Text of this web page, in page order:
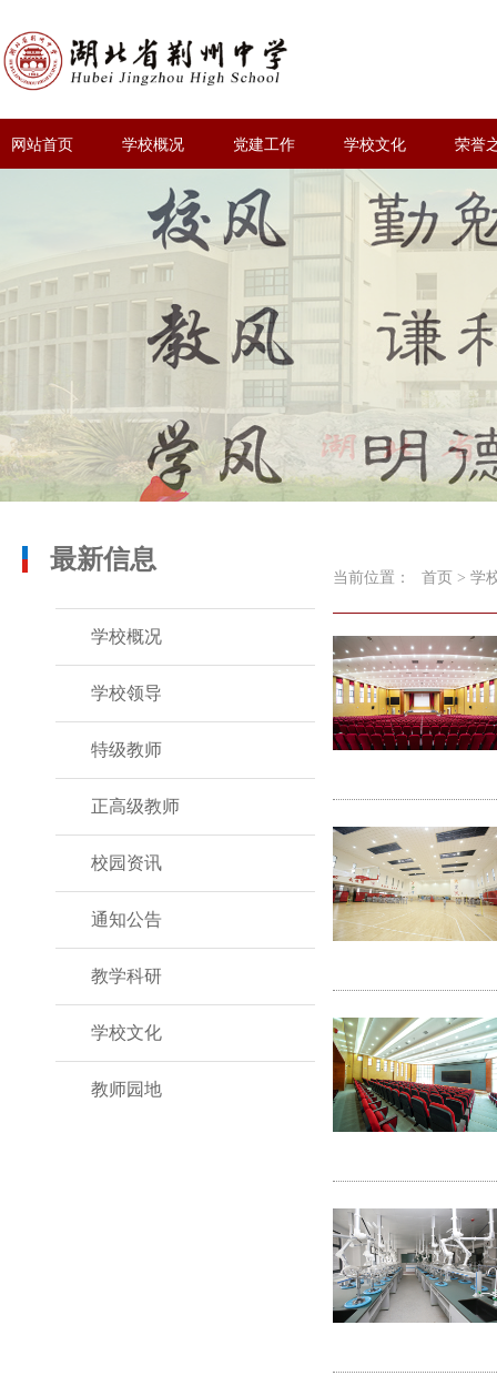
网站首页 学校概况 党建工作 学校文化 荣誉
最新信息
学校概况
学校领导
特级教师
正高级教师
校园资讯
通知公告
教学科研
学校文化
教师园地
当前位置： 首页 > 学